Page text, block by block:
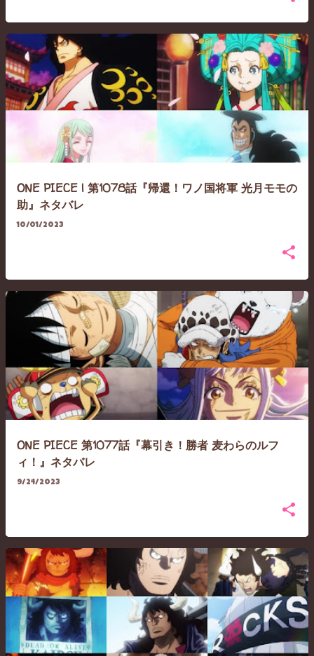
ONE PIECE | 第1078話『帰還！ワノ国将軍 光月モモの
助』ネタバレ
10/01/2023
ONE PIECE 第1077話『幕引き！勝者 麦わらのルフ
ィ！』ネタバレ
9/24/2023